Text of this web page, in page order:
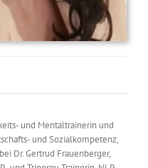
und Mentaltrainerin und
und Sozialkompetenz,
Dr. Gertrud Frauenberger,